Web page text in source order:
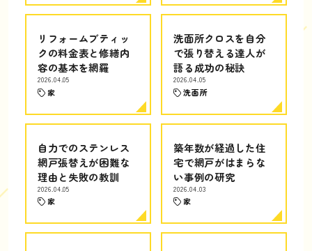
リフォームブティッ
クの料金表と修繕内
容の基本を網羅
2026.04.05
家
洗面所クロスを自分
で張り替える達人が
語る成功の秘訣
2026.04.05
洗面所
自力でのステンレス
網戸張替えが困難な
理由と失敗の教訓
2026.04.05
家
築年数が経過した住
宅で網戸がはまらな
い事例の研究
2026.04.03
家